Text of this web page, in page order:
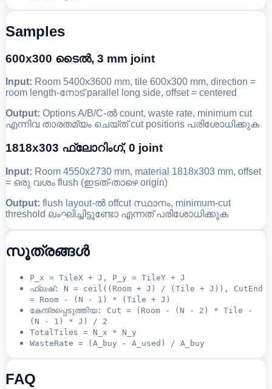
Samples
600x300 ടൈൽ, 3 mm joint
Input: Room 5400x3600 mm, tile 600x300 mm, direction =
room length-നോട് parallel long side, offset = centered
Output: Options A/B/C-ൽ count, waste rate, minimum cut
എന്നിവ താരതമ്യം ചെയ്ത് cut positions പരിശോധിക്കുക
1818x303 ഫ്ലോറിംഗ്, 0 joint
Input: Room 4550x2730 mm, material 1818x303 mm, offset
= ഒരു വശം flush (ഇടത്-താഴെ origin)
Output: flush layout-ൽ offcut സ്ഥാനം, minimum-cut
threshold ലംഘിച്ചിട്ടുണ്ടോ എന്നത് പരിശോധിക്കുക
സൂത്രങ്ങൾ
P_x = TileX + J, P_y = TileY + J
ഫ്ലഷ്: N = ceil((Room + J) / (Tile + J)), CutEnd
= Room - (N - 1) * (Tile + J)
കേന്ദ്രപ്പെടുത്തിയ: Cut = (Room - (N - 2) * Tile -
(N - 1) * J) / 2
TotalTiles = N_x * N_y
WasteRate = (A_buy - A_used) / A_buy
FAQ